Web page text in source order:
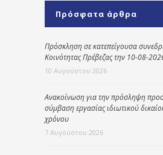
Πρόσφατα άρθρα
Πρόσκληση σε κατεπείγουσα
Κοινότητας Πρέβεζας την 10-08-
10 Αυγούστου 2026
Ανακοίνωση για την πρόσληψη
σύμβαση εργασίας ιδιωτικού
χρόνου
7 Αυγούστου 2026